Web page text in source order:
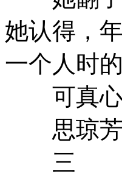
她认得，
一个人时
可真心
思琼芳
三